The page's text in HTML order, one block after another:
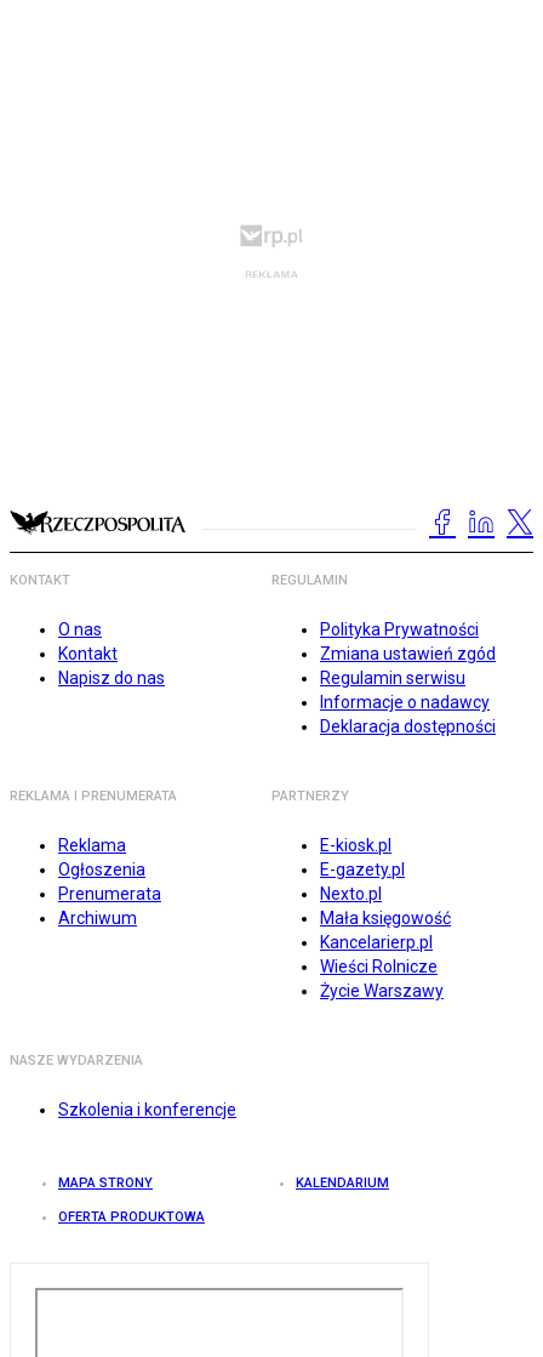
KONTAKT
O nas
Kontakt
Napisz do nas
REGULAMIN
Polityka Prywatności
Zmiana ustawień zgód
Regulamin serwisu
Informacje o nadawcy
Deklaracja dostępności
REKLAMA I PRENUMERATA
Reklama
Ogłoszenia
Prenumerata
Archiwum
PARTNERZY
E-kiosk.pl
E-gazety.pl
Nexto.pl
Mała księgowość
Kancelarierp.pl
Wieści Rolnicze
Życie Warszawy
NASZE WYDARZENIA
Szkolenia i konferencje
MAPA STRONY KALENDARIUM
OFERTA PRODUKTOWA